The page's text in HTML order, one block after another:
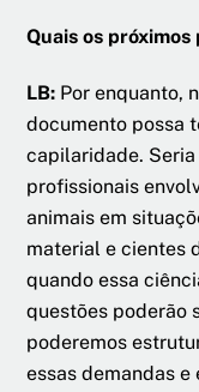
Quais os próximos
LB: Por enquanto,
documento possa
capilaridade.
profissionais
animais em
material e cientes
quando essa
questões poderão
poderemos
essas demandas